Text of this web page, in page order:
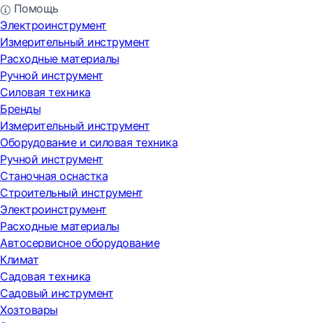
Помощь
Электроинструмент
Измерительный инструмент
Расходные материалы
Ручной инструмент
Силовая техника
Бренды
Измерительный инструмент
Оборудование и силовая техника
Ручной инструмент
Станочная оснастка
Строительный инструмент
Электроинструмент
Расходные материалы
Автосервисное оборудование
Климат
Садовая техника
Садовый инструмент
Хозтовары